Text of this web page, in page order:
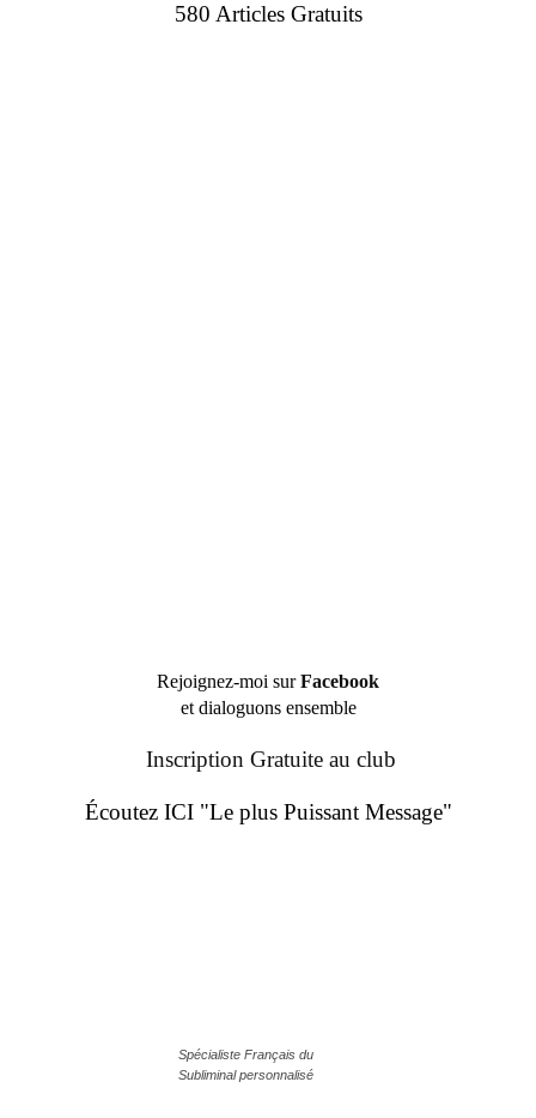
580 Articles Gratuits
Rejoignez-moi surFacebook
et dialoguons ensemble
Inscription Gratuite au club
Écoutez ICI "Le plus Puissant Message"
Spécialiste Français du
Subliminal personnalisé